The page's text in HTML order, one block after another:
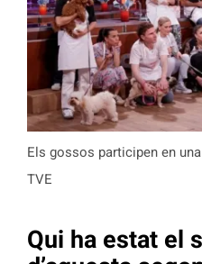
Els gossos participen en
TVE
Qui ha estat el